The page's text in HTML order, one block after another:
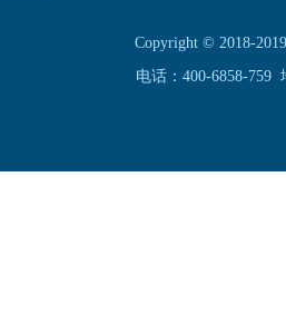
Copyright © 2018-
电话：400-6858-759